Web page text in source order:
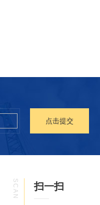
点击提交
扫一扫
SCAN